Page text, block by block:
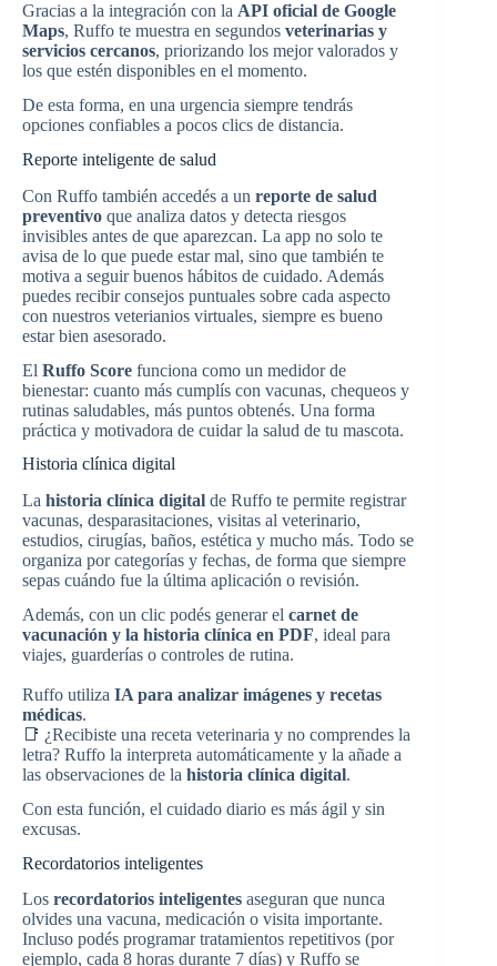
Gracias a la integración con la API oficial de Google
Maps, Ruffo te muestra en segundos veterinarias y
servicios cercanos, priorizando los mejor valorados y
los que estén disponibles en el momento.
De esta forma, en una urgencia siempre tendrás
opciones confiables a pocos clics de distancia.
Reporte inteligente de salud
Con Ruffo también accedés a un reporte de salud
preventivo que analiza datos y detecta riesgos
invisibles antes de que aparezcan. La app no solo te
avisa de lo que puede estar mal, sino que también te
motiva a seguir buenos hábitos de cuidado. Además
puedes recibir consejos puntuales sobre cada aspecto
con nuestros veterianios virtuales, siempre es bueno
estar bien asesorado.
El Ruffo Score funciona como un medidor de
bienestar: cuanto más cumplís con vacunas, chequeos y
rutinas saludables, más puntos obtenés. Una forma
práctica y motivadora de cuidar la salud de tu mascota.
Historia clínica digital
La historia clínica digital de Ruffo te permite registrar
vacunas, desparasitaciones, visitas al veterinario,
estudios, cirugías, baños, estética y mucho más. Todo se
organiza por categorías y fechas, de forma que siempre
sepas cuándo fue la última aplicación o revisión.
Además, con un clic podés generar el carnet de
vacunación y la historia clínica en PDF, ideal para
viajes, guarderías o controles de rutina.
Ruffo utiliza IA para analizar imágenes y recetas
médicas.
📑 ¿Recibiste una receta veterinaria y no comprendes la
letra? Ruffo la interpreta automáticamente y la añade a
las observaciones de la historia clínica digital.
Con esta función, el cuidado diario es más ágil y sin
excusas.
Recordatorios inteligentes
Los recordatorios inteligentes aseguran que nunca
olvides una vacuna, medicación o visita importante.
Incluso podés programar tratamientos repetitivos (por
ejemplo, cada 8 horas durante 7 días) y Ruffo se